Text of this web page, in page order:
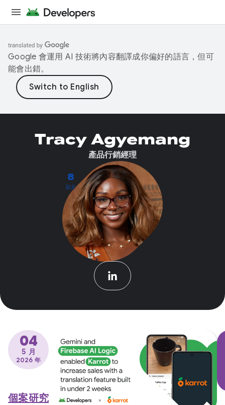
Google 會運用 AI 技術將內容翻譯成你偏好的語言，但可
能會出錯。
8
貼文
Tracy Agyemang
產品行銷經理
04
5 月
2026 年
個案研究